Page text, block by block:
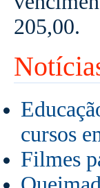
205,00.
cursos
Filmes